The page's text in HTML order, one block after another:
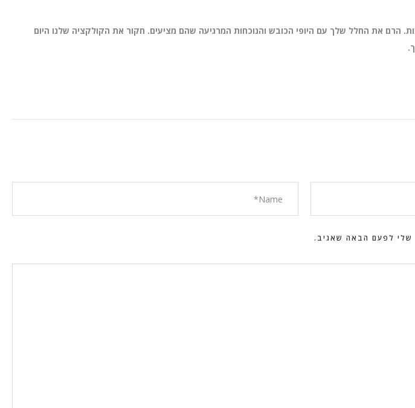
הרם את החלל שלך עם היופי הכובש והנוכחות המרגיעה שהם מציעים. חקור את הקולקציה שלנו היום
שלי לפעם הבאה שאגיב.